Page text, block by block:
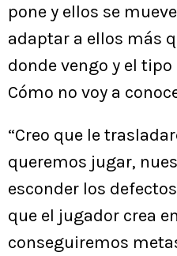
pone y ellos se
adaptar a ellos más
donde vengo y el
Cómo no voy a
“Creo que le
queremos jugar,
esconder los
que el jugador crea
conseguiremos